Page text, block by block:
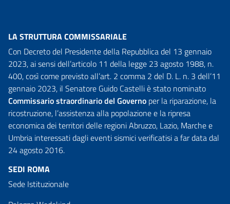
LA STRUTTURA COMMISSARIALE
Con Decreto del Presidente della Repubblica del 13 gennaio
2023, ai sensi dell’articolo 11 della legge 23 agosto 1988, n.
400, così come previsto all’art. 2 comma 2 del D. L. n. 3 dell’11
gennaio 2023, il Senatore Guido Castelli è stato nominato
Commissario straordinario del Governo per la riparazione, la
ricostruzione, l’assistenza alla popolazione e la ripresa
economica dei territori delle regioni Abruzzo, Lazio, Marche e
Umbria interessati dagli eventi sismici verificatisi a far data dal
24 agosto 2016.
SEDI ROMA
Sede Istituzionale